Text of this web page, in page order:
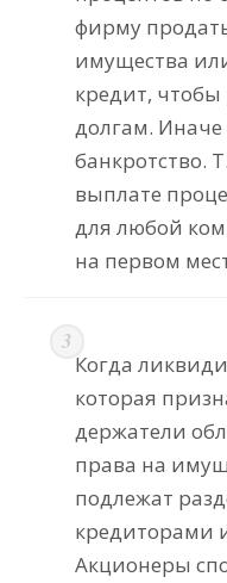
фирму
имущества
кредит, чтобы
долгам. Иначе
банкротство.
выплате
для любой
на первом
Когда
которая
держатели
права на
подлежат
кредиторами
Акционеры